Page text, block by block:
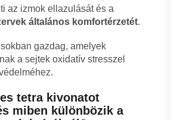
az izmok ellazulását és a
általános komfortérzetét.
gazdag, amelyek
a sejtek oxidatív stresszel
tetra kivonatot
miben különbözik a